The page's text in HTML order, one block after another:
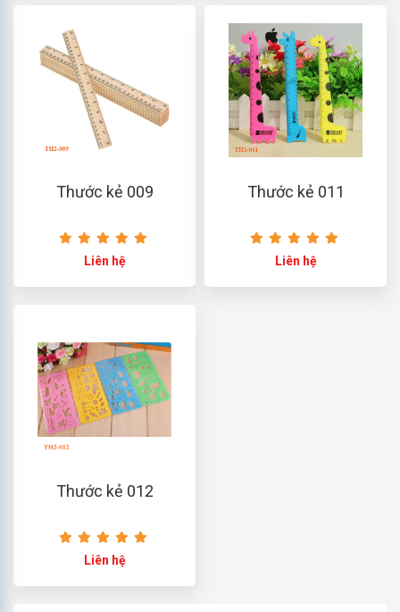
Thước kẻ 009
Liên hệ
Thước kẻ 011
Liên hệ
Thước kẻ 012
Liên hệ